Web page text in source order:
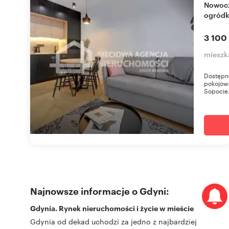
Nowoczesne 2-pokojowe mieszkanie z
3 100
Najnowsze informacje o Gdyni:
Gdynia. Rynek nieruchomości i życie w mieście
Gdynia od dekad uchodzi za jedno z najbardziej